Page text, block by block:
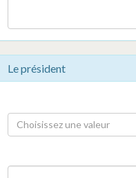
Le président
Choisissez une valeur